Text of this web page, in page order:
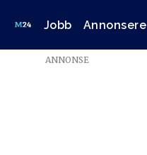
Jobb Annonsere
ANNONSE